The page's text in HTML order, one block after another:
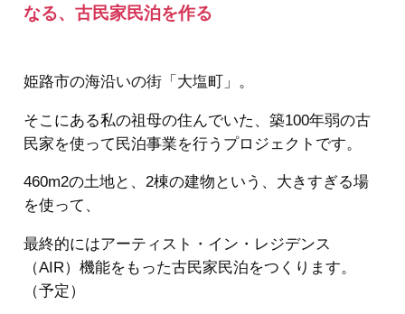
なる、古民家民泊を作る
姫路市の海沿いの街「大塩町」。
そこにある私の祖母の住んでいた、築100年弱の古
民家を使って民泊事業を行うプロジェクトです。
460m2の土地と、2棟の建物という、大きすぎる場
を使って、
最終的にはアーティスト・イン・レジデンス
（AIR）機能をもった古民家民泊をつくります。
（予定）